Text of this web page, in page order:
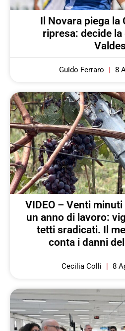
Il Novara piega la
ripresa: decide
Guido Ferraro 8
VIDEO – Venti
un anno di lavoro:
tetti sradicati. Il
conta i danni
Cecilia Colli 8